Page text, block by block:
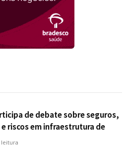
de debate sobre seguros,
riscos em infraestrutura de